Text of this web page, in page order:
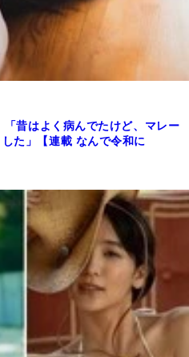
昔はよく病んでたけど、マレー
た」【連載 なんで令和に